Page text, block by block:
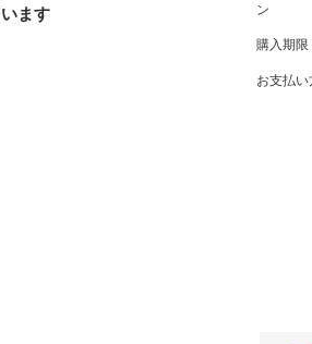
ます
ン
購入期限
お支払い